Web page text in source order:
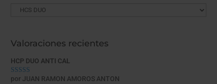
Valoraciones recientes
HCP DUO ANTI CAL
Valorado con
por JUAN RAMON AMOROS ANTON